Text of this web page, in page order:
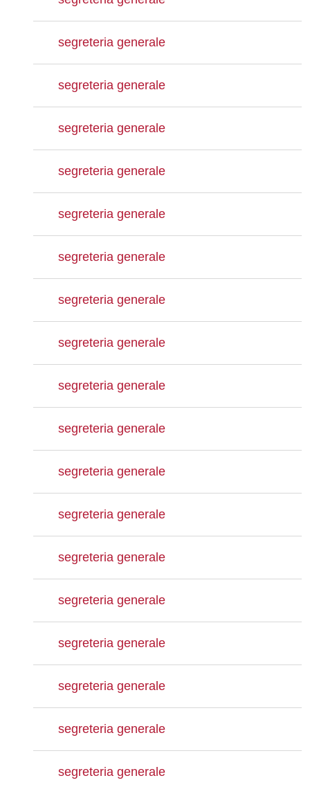
segreteria generale
segreteria generale
segreteria generale
segreteria generale
segreteria generale
segreteria generale
segreteria generale
segreteria generale
segreteria generale
segreteria generale
segreteria generale
segreteria generale
segreteria generale
segreteria generale
segreteria generale
segreteria generale
segreteria generale
segreteria generale